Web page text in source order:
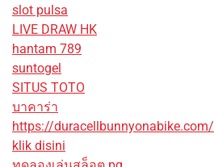
slot pulsa
LIVE DRAW HK
hantam 789
suntogel
SITUS TOTO
บาคาร่า
https://duracellbunnyonabike.com/
klik disini